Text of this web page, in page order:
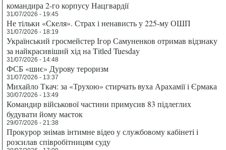
командира 2-го корпусу Нацгвардії
31/07/2026 - 19:45
Не тільки «Скеля». Страх і ненависть у 225-му ОШП
31/07/2026 - 18:19
Український гросмейстер Ігор Самуненков отримав відзнаку
за найкрасивіший хід на Titled Tuesday
31/07/2026 - 14:48
ФСБ «шиє» Дурову тероризм
31/07/2026 - 13:37
Михайло Ткач: за «Трухою» стирчать вуха Арахамії і Єрмака
30/07/2026 - 13:49
Командир військової частини примусив 83 підлеглих
будувати йому маєток
29/07/2026 - 21:38
Прокурор знімав інтимне відео у службовому кабінеті і
розсилав співробітницям суду